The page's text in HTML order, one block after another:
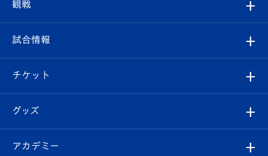
クラブ
試合情報
チケット
イベント
クラブ概要
エンブレム紹介
スタッフプロフィール
観戦
観戦ルール
はじめての観戦ガイド
Revive Team
試合情報
試合日程/結果
フォトギャラリー
チケット
チケット
グッズ
オンラインショップ
アカデミー